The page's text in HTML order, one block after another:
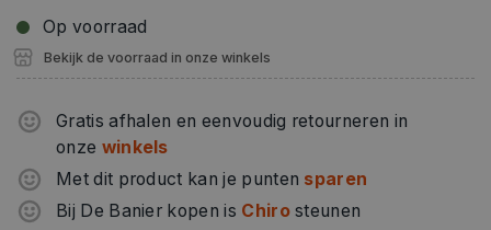
Op voorraad
Bekijk de voorraad in onze winkels
Gratis afhalen en eenvoudig retourneren in
onze winkels
Met dit product kan je punten sparen
Bij De Banier kopen is Chirosteunen